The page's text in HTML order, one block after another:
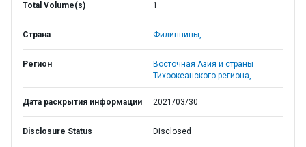
Total Volume(s) 1
Страна Филиппины,
Регион
Восточная Азия и страны
Тихоокеанского региона,
Дата раскрытия информации 2021/03/30
Disclosure Status Disclosed